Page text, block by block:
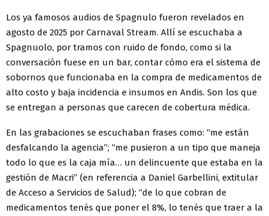
Los ya famosos audios de Spagnulo fueron revelados en
agosto de 2025 por Carnaval Stream. Allí se escuchaba a
Spagnuolo, por tramos con ruido de fondo, como si la
conversación fuese en un bar, contar cómo era el sistema de
sobornos que funcionaba en la compra de medicamentos de
alto costo y baja incidencia e insumos en Andis. Son los que
se entregan a personas que carecen de cobertura médica.
En las grabaciones se escuchaban frases como: “me están
desfalcando la agencia”; “me pusieron a un tipo que maneja
todo lo que es la caja mía… un delincuente que estaba en la
gestión de Macri” (en referencia a Daniel Garbellini, extitular
de Acceso a Servicios de Salud); “de lo que cobran de
medicamentos tenés que poner el 8%, lo tenés que traer a la